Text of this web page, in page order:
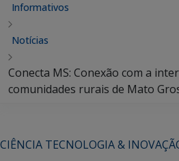
Informativos
Notícias
Conecta MS: Conexão com a
comunidades rurais de Mato
CIÊNCIA TECNOLOGIA &